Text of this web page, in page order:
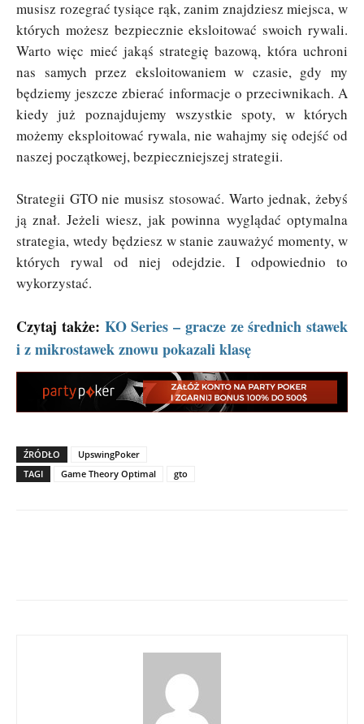
musisz rozegrać tysiące rąk, zanim znajdziesz miejsca, w
których możesz bezpiecznie eksloitować swoich rywali.
Warto więc mieć jakąś strategię bazową, która uchroni
nas samych przez eksloitowaniem w czasie, gdy my
będziemy jeszcze zbierać informacje o przeciwnikach. A
kiedy już poznajdujemy wszystkie spoty, w których
możemy eksploitować rywala, nie wahajmy się odejść od
naszej początkowej, bezpieczniejszej strategii.
Strategii GTO nie musisz stosować. Warto jednak, żebyś
ją znał. Jeżeli wiesz, jak powinna wyglądać optymalna
strategia, wtedy będziesz w stanie zauważyć momenty, w
których rywal od niej odejdzie. I odpowiednio to
wykorzystać.
Czytaj także: KO Series – gracze ze średnich stawek
i z mikrostawek znowu pokazali klasę
ŹRÓDŁO
UpswingPoker
TAGI
Game Theory Optimal gto